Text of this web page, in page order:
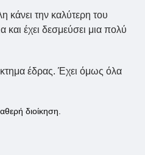
την καλύτερη του
και έχει δεσμεύσει μια πολύ
έδρας. Έχει όμως όλα
διοίκηση.